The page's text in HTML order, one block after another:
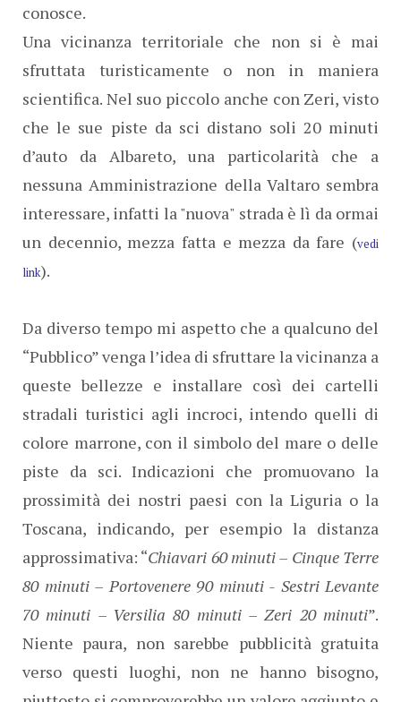
conosce.
Una vicinanza territoriale che non si è mai
sfruttata turisticamente o non in maniera
scientifica. Nel suo piccolo anche con Zeri, visto
che le sue piste da sci distano soli 20 minuti
d’auto da Albareto, una particolarità che a
nessuna Amministrazione della Valtaro sembra
interessare, infatti la "nuova" strada è lì da ormai
un decennio, mezza fatta e mezza da fare (vedi
link).
Da diverso tempo mi aspetto che a qualcuno del
“Pubblico” venga l’idea di sfruttare la vicinanza a
queste bellezze e installare così dei cartelli
stradali turistici agli incroci, intendo quelli di
colore marrone, con il simbolo del mare o delle
piste da sci. Indicazioni che promuovano la
prossimità dei nostri paesi con la Liguria o la
Toscana, indicando, per esempio la distanza
approssimativa: “Chiavari 60 minuti – Cinque Terre
80 minuti – Portovenere 90 minuti - Sestri Levante
70 minuti – Versilia 80 minuti – Zeri 20 minuti”.
Niente paura, non sarebbe pubblicità gratuita
verso questi luoghi, non ne hanno bisogno,